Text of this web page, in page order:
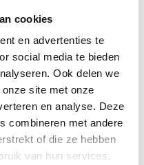
cookies
en advertenties te
social media te bieden
Ook delen we
site met onze
en analyse. Deze
combineren met andere
of die ze hebben
van hun services.
consistentere en
Een snellere en
inspanning.
36 cm met
het gebruik van de
. Deze haren behouden
bij intensief